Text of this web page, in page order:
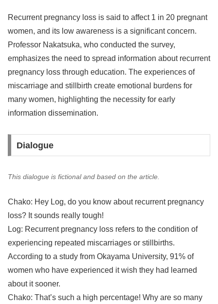
Recurrent pregnancy loss is said to affect 1 in 20 pregnant
women, and its low awareness is a significant concern.
Professor Nakatsuka, who conducted the survey,
emphasizes the need to spread information about recurrent
pregnancy loss through education. The experiences of
miscarriage and stillbirth create emotional burdens for
many women, highlighting the necessity for early
information dissemination.
Dialogue
This dialogue is fictional and based on the article.
Chako: Hey Log, do you know about recurrent pregnancy
loss? It sounds really tough!
Log: Recurrent pregnancy loss refers to the condition of
experiencing repeated miscarriages or stillbirths.
According to a study from Okayama University, 91% of
women who have experienced it wish they had learned
about it sooner.
Chako: That’s such a high percentage! Why are so many